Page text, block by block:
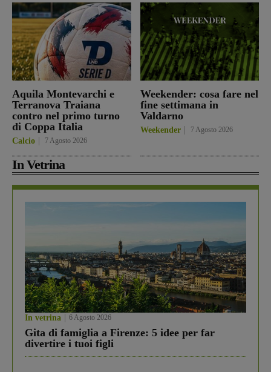
Aquila Montevarchi e
Terranova Traiana
contro nel primo turno
di Coppa Italia
Calcio 7 Agosto 2026
Weekender: cosa fare nel
fine settimana in
Valdarno
Weekender 7 Agosto 2026
In Vetrina
In vetrina 6 Agosto 2026
Gita di famiglia a Firenze: 5 idee per far
divertire i tuoi figli